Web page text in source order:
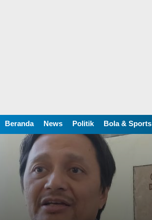
Beranda News Politik Bola & Sports